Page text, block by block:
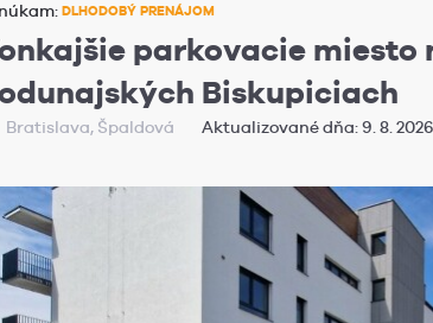
DLHODOBÝ PRENÁJOM
parkovacie miesto
Biskupiciach
Bratislava, Špaldová Aktualizované dňa: 9. 8. 2026